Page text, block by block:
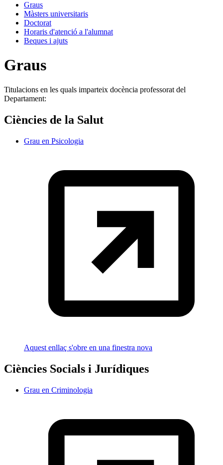
Graus
Màsters universitaris
Doctorat
Horaris d'atenció a l'alumnat
Beques i ajuts
Graus
Titulacions en les quals imparteix docència professorat del
Departament:
Ciències de la Salut
Grau en Psicologia
Aquest enllaç s'obre en una finestra nova
Ciències Socials i Jurídiques
Grau en Criminologia